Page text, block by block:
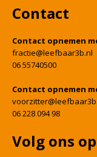
Contact
Contact opnemen
fractie@leefbaar3b.nl
06 55740500
Contact opnemen
06 228 094 98
Volg ons